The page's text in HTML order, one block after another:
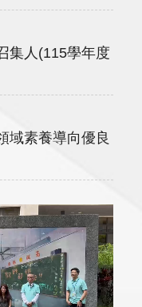
集人(115學年度
域素養導向優良